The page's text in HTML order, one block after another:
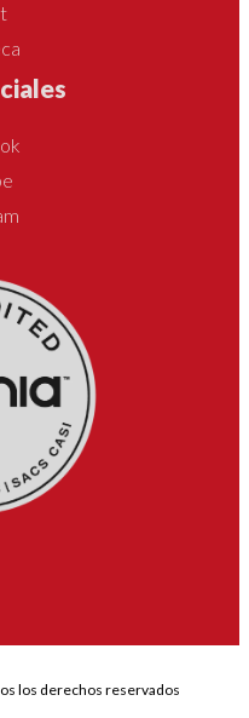
los derechos reservados